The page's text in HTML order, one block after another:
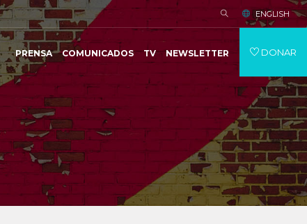
ENGLISH
PRENSA COMUNICADOS TV NEWSLETTER DONAR